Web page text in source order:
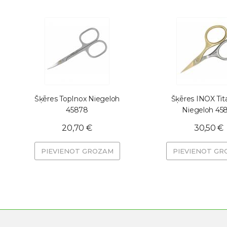
Šķēres TopInox Niegeloh
45878
20,70 €
PIEVIENOT GROZAM
Šķēres INOX
Niegeloh
30,50 €
PIEVIENOT